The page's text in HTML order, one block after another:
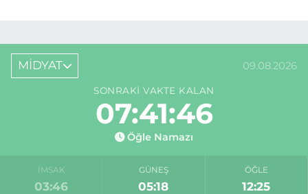
MİDYAT 09.08.2026
SONRAKI VAKTE KALAN
07:41:46
Öğle Namazı
İMSAK
03:46
GÜNEŞ
05:18
ÖĞLE
12:25